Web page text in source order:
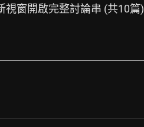
視窗開啟完整討論串 (共10篇)